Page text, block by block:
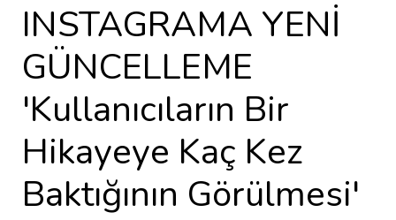
INSTAGRAMA YENİ
GÜNCELLEME
'Kullanıcıların Bir
Hikayeye Kaç Kez
Baktığının Görülmesi'